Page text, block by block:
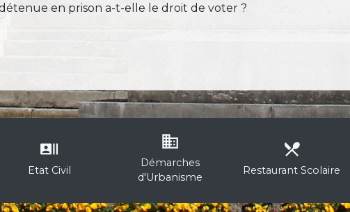
en prison a-t-elle le droit de voter ?
recent_actors
Etat Civil
business
Démarches
d'Urbanisme
local_dining
Restaurant Scolaire